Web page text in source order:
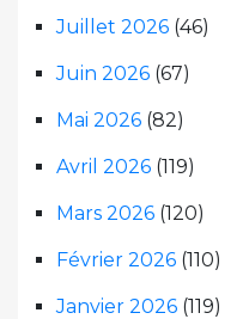
Juillet 2026 (46)
Juin 2026 (67)
Mai 2026 (82)
Avril 2026 (119)
Mars 2026 (120)
Février 2026 (110)
Janvier 2026 (119)